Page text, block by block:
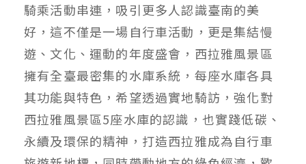
騎乘活動串連，吸引更多人認識臺南的美
好，這不僅是一場自行車活動，更是集結慢
遊、文化、運動的年度盛會，西拉雅風景區
擁有全臺最密集的水庫系統，每座水庫各具
其功能與特色，希望透過實地騎訪，強化對
西拉雅風景區5座水庫的認識，也實踐低碳、
永續及環保的精神，打造西拉雅成為自行車